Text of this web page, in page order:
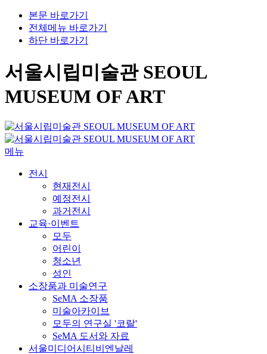
본문 바로가기
전체메뉴 바로가기
하단 바로가기
서울시립미술관 SEOUL
MUSEUM OF ART
메뉴
전시
현재전시
예정전시
과거전시
교육·이벤트
모두
어린이
청소년
성인
소장품과 미술연구
SeMA 소장품
미술아카이브
모두의 연구실 '코랄'
SeMA 도서와 자료
서울미디어시티비엔날레